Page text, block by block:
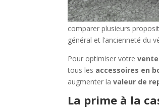
comparer plusieurs
général et l’ancienneté du
Pour optimiser votre
tous les accessoires en
augmenter lavaleur de
La prime à la